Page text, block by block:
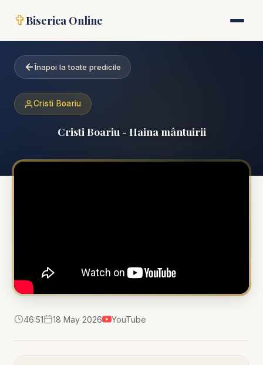
✞Biserica Online
Înapoi la toate predicile
Cristi Boariu
Cristi Boariu - Haina mântuirii
46:51 18 May 2026 YouTube